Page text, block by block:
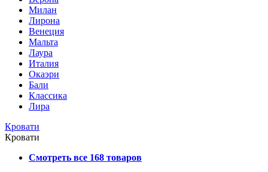
Милан
Лирона
Венеция
Мальта
Лаура
Италия
Окаэри
Бали
Классика
Лира
Кровати
Кровати
Смотреть все 168 товаров